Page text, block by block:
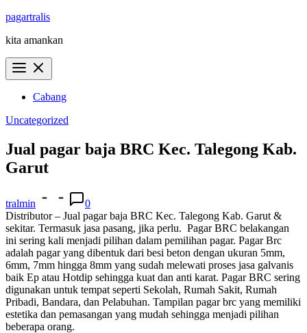
Skip
content
pagartralis
kita amankan
Cabang
Uncategorized
Jual pagar baja BRC Kec. Talegong Kab.
Garut
tralmin
0
Distributor – Jual pagar baja BRC Kec. Talegong Kab. Garut &
sekitar. Termasuk jasa pasang, jika perlu. Pagar BRC belakangan
ini sering kali menjadi pilihan dalam pemilihan pagar. Pagar Brc
adalah pagar yang dibentuk dari besi beton dengan ukuran 5mm,
6mm, 7mm hingga 8mm yang sudah melewati proses jasa galvanis
baik Ep atau Hotdip sehingga kuat dan anti karat. Pagar BRC sering
digunakan untuk tempat seperti Sekolah, Rumah Sakit, Rumah
Pribadi, Bandara, dan Pelabuhan. Tampilan pagar brc yang memiliki
estetika dan pemasangan yang mudah sehingga menjadi pilihan
beberapa orang.